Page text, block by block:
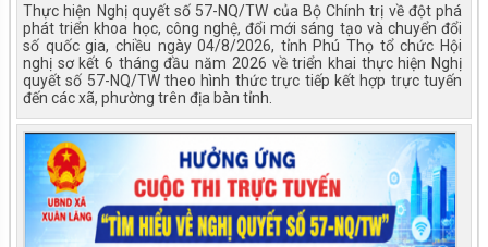
Thực hiện Nghị quyết số 57-NQ/TW của Bộ Chính trị về đột phá
phát triển khoa học, công nghệ, đổi mới sáng tạo và chuyển đổi
số quốc gia, chiều ngày 04/8/2026, tỉnh Phú Thọ tổ chức Hội
nghị sơ kết 6 tháng đầu năm 2026 về triển khai thực hiện Nghị
quyết số 57-NQ/TW theo hình thức trực tiếp kết hợp trực tuyến
đến các xã, phường trên địa bàn tỉnh.